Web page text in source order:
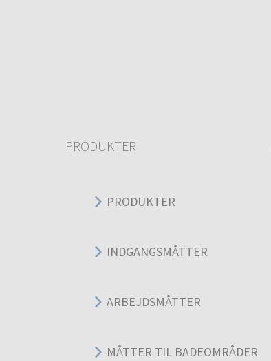
PRODUKTER
PRODUKTER
INDGANGSMÅTTER
ARBEJDSMÅTTER
MÅTTER TIL BADEOMRÅDER